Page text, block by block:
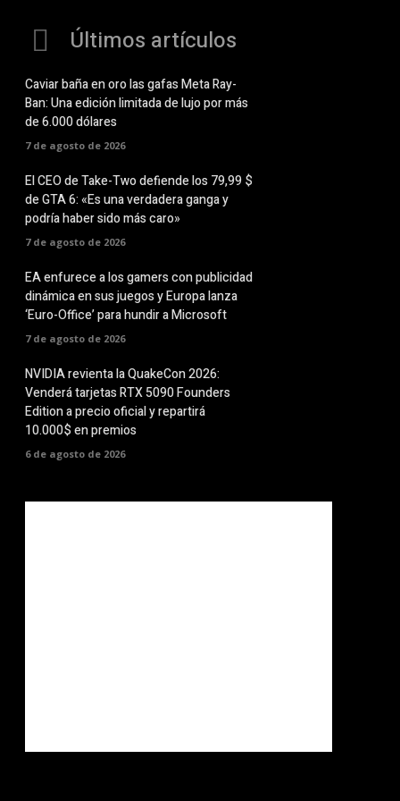
Últimos artículos
Caviar baña en oro las gafas Meta Ray-
Ban: Una edición limitada de lujo por más
de 6.000 dólares
7 de agosto de 2026
El CEO de Take-Two defiende los 79,99 $
de GTA 6: «Es una verdadera ganga y
podría haber sido más caro»
7 de agosto de 2026
EA enfurece a los gamers con publicidad
dinámica en sus juegos y Europa lanza
‘Euro-Office’ para hundir a Microsoft
7 de agosto de 2026
NVIDIA revienta la QuakeCon 2026:
Venderá tarjetas RTX 5090 Founders
Edition a precio oficial y repartirá
10.000$ en premios
6 de agosto de 2026